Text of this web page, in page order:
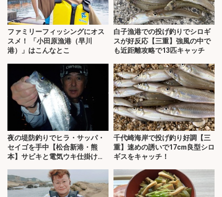
ファミリーフィッシングにオス
スメ！ 「小田原漁港（早川
港）」はこんなとこ
白子漁港での投げ釣りでシロギ
スが好反応【三重】強風の中で
も近距離攻略で13匹キャッチ
夜の堤防釣りでヒラ・サッパ・
セイゴを手中【松合新港・熊
本】サビキと電気ウキ仕掛けで
千代崎海岸で投げ釣り好調【三
重】速めの誘いで17cm良型シロ
ギスをキャッチ！